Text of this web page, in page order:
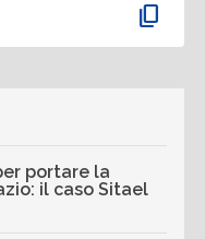
content_copy
portare la
il caso Sitael